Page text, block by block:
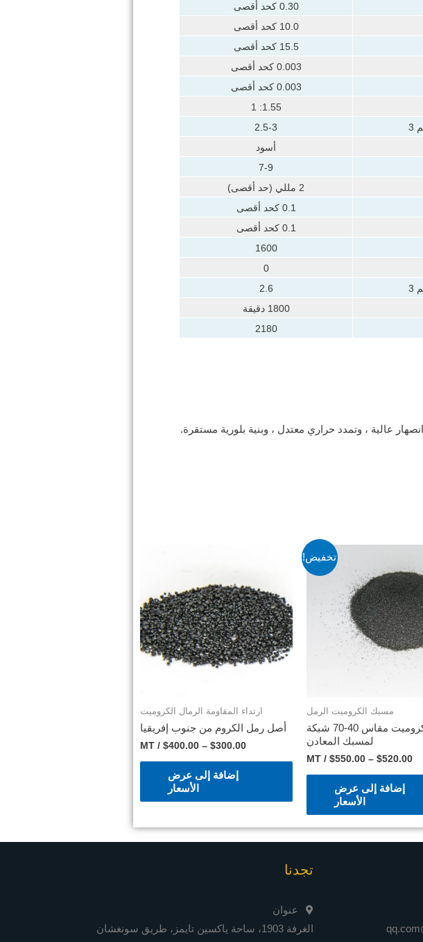
0.30 كحد أقصى
10.0 كحد أقصى
15.5 كحد أقصى
0.003 كحد أقصى
0.003 كحد أقصى
1.55: 1
2.5-3
أسود
7-9
2 مللي (حد أقصى)
0.1 كحد أقصى
0.1 كحد أقصى
1600
0
2.6
1800 دقيقة
2180
عالية ، وتمدد حراري معتدل ، وبنية بلورية مستقرة.
تخفيض!
مسبك الكروميت الرمل
رمل كروميت مقاس 40-70 شبكة
لمسبك المعادن
$520.00
–
$550.00
/ MT
إضافة إلى عرض
الأسعار
ارتداء المقاومة الرمال الكروميت
أصل رمل الكروم من جنوب إفريقيا
$300.00
–
$400.00
/ MT
إضافة إلى عرض
الأسعار
تجدنا
عنوان
الغرفة 1903، ساحة ياكسين تايمز، طريق سونغشان